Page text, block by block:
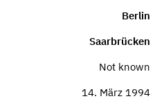
Berlin
Saarbrücken
Not known
14. März 1994